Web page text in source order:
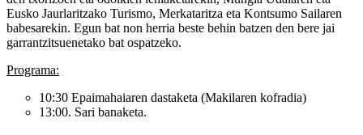
Eusko Jaurlaritzako Turismo, Merkataritza eta Kontsumo Sailaren
babesarekin. Egun bat non herria beste behin batzen den bere jai
garrantzitsuenetako bat ospatzeko.
Programa:
10:30 Epaimahaiaren dastaketa (Makilaren kofradia)
13:00. Sari banaketa.